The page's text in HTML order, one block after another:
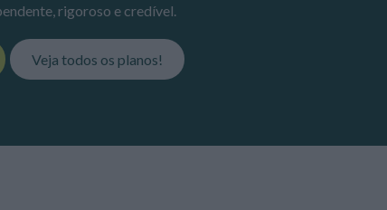
rigoroso e credível.
Veja todos os planos!